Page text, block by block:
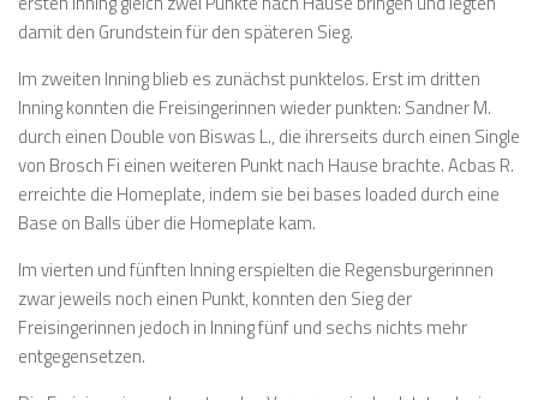
damit den Grundstein für den späteren Sieg.
Im zweiten Inning blieb es zunächst punktelos. Erst im dritten
Inning konnten die Freisingerinnen wieder punkten: Sandner M.
durch einen Double von Biswas L., die ihrerseits durch einen Single
von Brosch Fi einen weiteren Punkt nach Hause brachte. Acbas R.
erreichte die Homeplate, indem sie bei bases loaded durch eine
Base on Balls über die Homeplate kam.
Im vierten und fünften Inning erspielten die Regensburgerinnen
zwar jeweils noch einen Punkt, konnten den Sieg der
Freisingerinnen jedoch in Inning fünf und sechs nichts mehr
entgegensetzen.